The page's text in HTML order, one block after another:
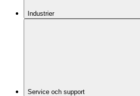
Industrier
Service och support